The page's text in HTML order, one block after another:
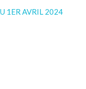
1ER AVRIL 2024